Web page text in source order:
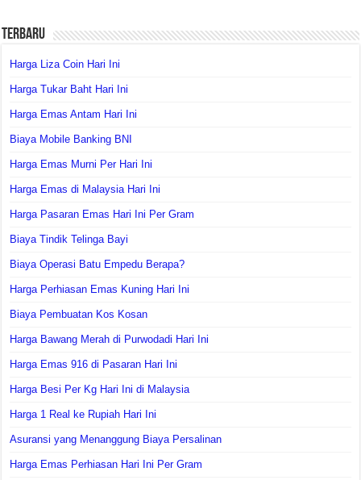
Terbaru
Harga Liza Coin Hari Ini
Harga Tukar Baht Hari Ini
Harga Emas Antam Hari Ini
Biaya Mobile Banking BNI
Harga Emas Murni Per Hari Ini
Harga Emas di Malaysia Hari Ini
Harga Pasaran Emas Hari Ini Per Gram
Biaya Tindik Telinga Bayi
Biaya Operasi Batu Empedu Berapa?
Harga Perhiasan Emas Kuning Hari Ini
Biaya Pembuatan Kos Kosan
Harga Bawang Merah di Purwodadi Hari Ini
Harga Emas 916 di Pasaran Hari Ini
Harga Besi Per Kg Hari Ini di Malaysia
Harga 1 Real ke Rupiah Hari Ini
Asuransi yang Menanggung Biaya Persalinan
Harga Emas Perhiasan Hari Ini Per Gram